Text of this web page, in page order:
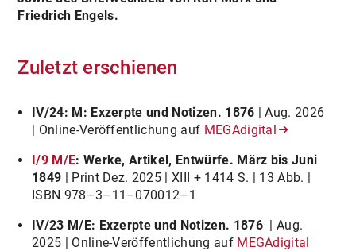
Friedrich Engels.
Zuletzt erschienen
IV/24: M: Exzerpte und Notizen. 1876 | Aug. 2026
| Online-Veröffentlichung auf MEGAdigital
I/9 M/E: Werke, Artikel, Entwürfe. März bis Juni
1849 | Print Dez. 2025 | XIII + 1414 S. | 13 Abb. |
ISBN 978–3–11–070012–1
IV/23 M/E: Exzerpte und Notizen. 1876| Aug.
2025 | Online-Veröffentlichung auf MEGAdigital